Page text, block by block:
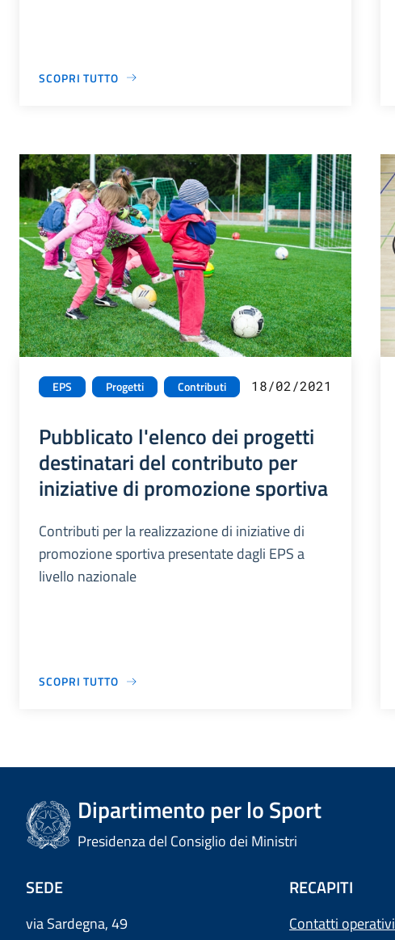
SCOPRI TUTTO
EPS Progetti Contributi 18/02/2021
Pubblicato l'elenco dei progetti
destinatari del contributo per
iniziative di promozione sportiva
Contributi per la realizzazione di iniziative di
promozione sportiva presentate dagli EPS a
livello nazionale
SCOPRI TUTTO
Dipartimento per lo Sport
Presidenza del Consiglio dei Ministri
SEDE
via Sardegna, 49
RECAPITI
Contatti operativi